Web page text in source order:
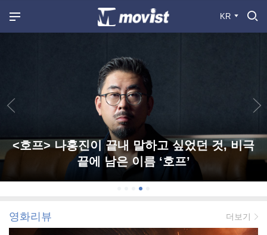
KR
<호프> 나홍진이 끝내 말하고 싶었던 것, 비극
끝에 남은 이름 ‘호프’
영화리뷰 더보기